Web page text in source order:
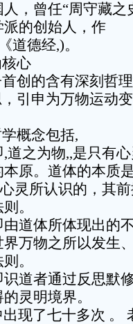
，曾任“周守藏
的创始人，作
道德经,)。
心
首创的含有深刻哲
，引申为万物运动
概念包括,
道之为物,,是只有
原。道体的本质
灵所认识的，其
。
道体所体现出的
万物之所以发生
。
道者通过反思默
灵明境界。
出现了七十多次 。